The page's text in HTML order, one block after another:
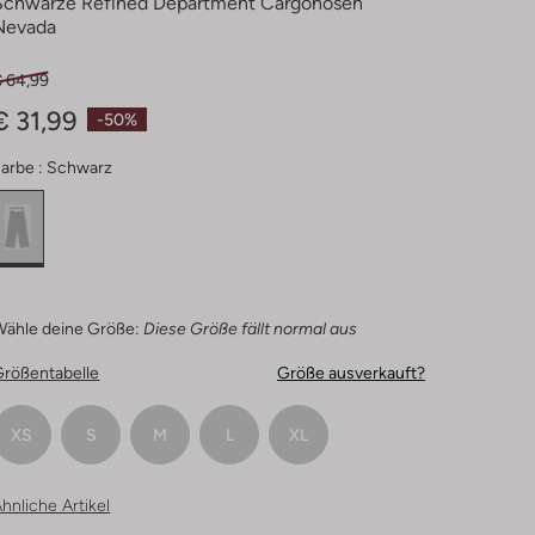
-50%
64,99
31,99
: Schwarz
deine Größe: Diese Größe fällt normal aus
Größe ausverkauft?
XS S M L XL
Artikel